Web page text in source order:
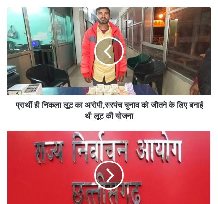
e
प्रार्थी ही निकला लूट का आरोपी,सरपंच चुनाव को जीतने के लिए बनाई
थी लूट की योजना